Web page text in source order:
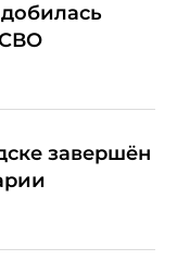
СВО
завершён